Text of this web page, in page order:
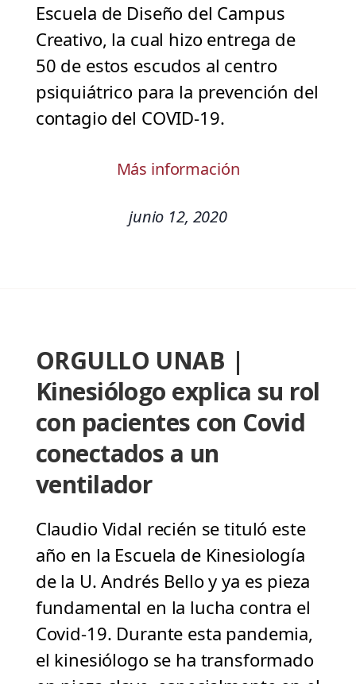
Escuela de Diseño del Campus
Creativo, la cual hizo entrega de
50 de estos escudos al centro
psiquiátrico para la prevención del
contagio del COVID-19.
Más información
junio 12, 2020
ORGULLO UNAB |
Kinesiólogo explica su rol
con pacientes con Covid
conectados a un
ventilador
Claudio Vidal recién se tituló este
año en la Escuela de Kinesiología
de la U. Andrés Bello y ya es pieza
fundamental en la lucha contra el
Covid-19. Durante esta pandemia,
el kinesiólogo se ha transformado